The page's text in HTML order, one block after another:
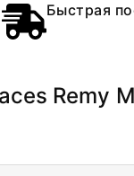
Быстрая
Remy